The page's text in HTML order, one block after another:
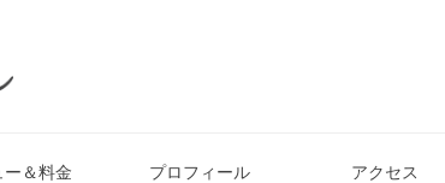
ー＆料金 プロフィール アクセス